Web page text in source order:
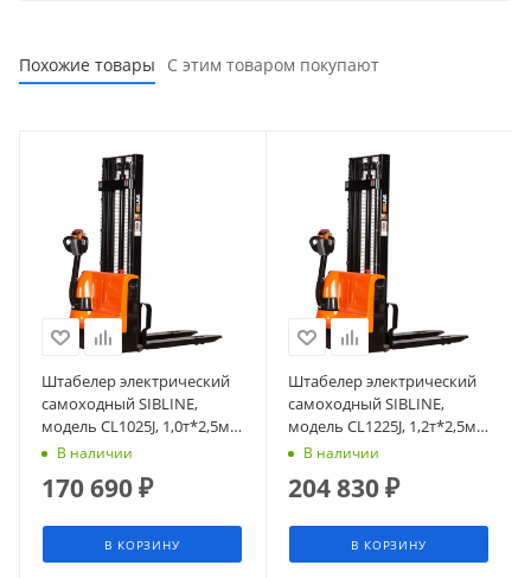
Похожие товары С этим товаром покупают
Штабелер электрический
самоходный SIBLINE,
модель CL1025J, 1,0т*2,5м
(сопровождаемый),
В наличии
170 690₽
В КОРЗИНУ
Штабелер электрический
самоходный SIBLINE,
модель CL1225J, 1,2т*2,5м
(сопровождаемый),
В наличии
204 830₽
В КОРЗИНУ